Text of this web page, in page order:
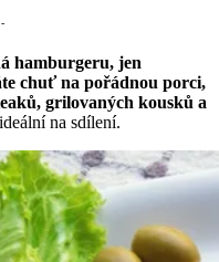
hamburgeru, jen
chuť na pořádnou porci,
grilovaných kousků a
na sdílení.